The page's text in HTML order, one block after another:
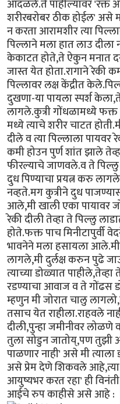
आदळले.ते पाहील्यावर 'रक्त
शरीरबरोबर ठीक होईल' असे
न करता आरामशीर त्या
पिल्लाने मला हात लाउ
केकाटत होते,ते ऐकुन मनात
जास्त येत होता.रागाने रेकी
पिल्लावर लक्ष केंद्रीत
दुखणा-या पायला स्पर्श
लागले.कुत्री गोंधळामध्ये फक्त
मध्ये त्याचे शरीर चाटत
दीले व त्या पिल्लाला पायवर
कमी होउन पुर्ण शांत झाले
फीरल्याचे जाणवले.व ते
दुध पिण्याचा प्रयत्न करु
नव्हते.मग कुत्रीने दुध
आले,मी खाली एका पायावर
रेकी दीली तेव्हा ते पिल्लु
होते.फक्त पाच मिनीटापुर्वी
भावनेने मला हसायला आले.मी
लागले,मी दुर्लक्ष करुन पुढे
त्याच्या डोळ्यात
रडण्याचा आवाज व ते
म्हणुन मी जोरात चालु
तसाच येत राहीला.राहवले
दीली,पुन्हा जमीनीवर
तुला सोडुन जातोय्,पण तुझी
पाळणार नाही' असे मी
असे प्रेम देणे शिकवले
आयुष्यभर करत रहा' ही
आईचे रुप काहीसे असे आहे :